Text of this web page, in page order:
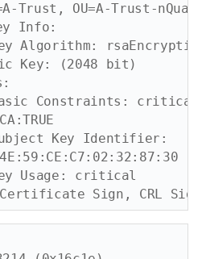
Trust, OU=A-Trust-
Info: